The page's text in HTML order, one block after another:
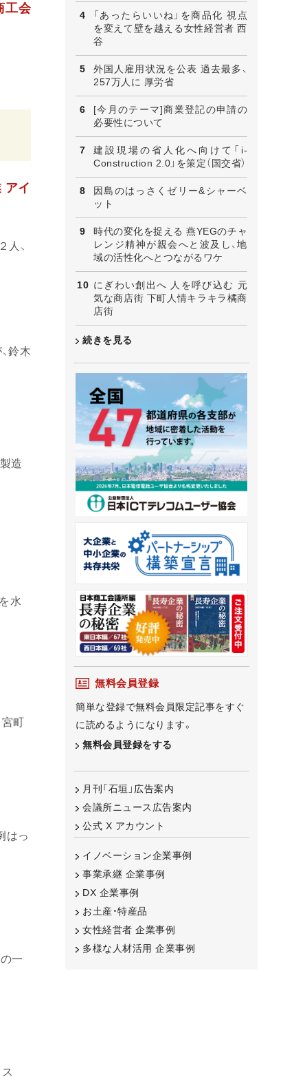
工会
アイ
人、
鈴木
造
水
宮町
はっ
一
「あったらいいね」を商品化 視点
を変えて壁を越える女性経営者 西
谷
外国人雇用状況を公表 過去最多、
257万人に 厚労省
[今月のテーマ]商業登記の申請の
必要性について
建設現場の省人化へ向けて「i-
Construction 2.0」を策定（国交省）
因島のはっさくゼリー&シャーベ
ット
時代の変化を捉える 燕YEGのチャ
レンジ精神が親会へと波及し、地
域の活性化へとつながるワケ
にぎわい創出へ 人を呼び込む 元
気な商店街 下町人情キラキラ橘商
店街
続きを見る
無料会員登録
簡単な登録で無料会員限定記事をすぐ
に読めるようになります。
無料会員登録をする
月刊「石垣」広告案内
会議所ニュース広告案内
公式 X アカウント
イノベーション企業事例
事業承継 企業事例
DX 企業事例
お土産・特産品
女性経営者 企業事例
多様な人材活用 企業事例